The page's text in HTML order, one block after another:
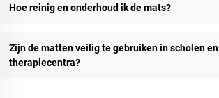
Hoe reinig en onderhoud ik de mats?
Zijn de matten veilig te gebruiken in scholen en
therapiecentra?